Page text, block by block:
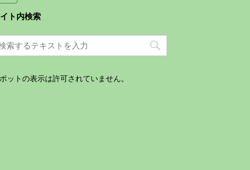
ト内検索